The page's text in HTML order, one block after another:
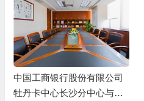
中国工商银行股份有限公司
牡丹卡中心长沙分中心与谷